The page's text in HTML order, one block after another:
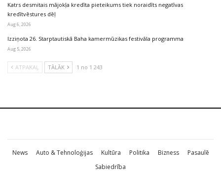
Katrs desmitais mājokļa kredīta pieteikums tiek noraidīts negatīvas
kredītvēstures dēļ
Aug 6, 2026
Izziņota 26. Starptautiskā Baha kamermūzikas festivāla programma
Aug 5, 2026
ATPAKAĻ TĀLĀK 1 no 1 243
News Auto & Tehnoloģijas Kultūra Politika Bizness
Pasaulē
Sabiedrība